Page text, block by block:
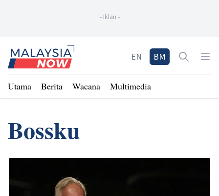
- Iklan -
Home
EN BM Open
Utama Berita Wacana Multimedia
Bossku